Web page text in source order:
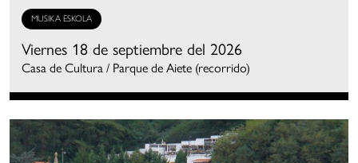
MUSIKA ESKOLA
Viernes 18 de septiembre del 2026
Casa de Cultura / Parque de Aiete (recorrido)